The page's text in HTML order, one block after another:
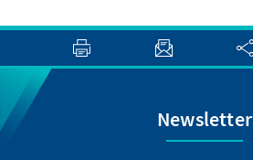
Newsletter